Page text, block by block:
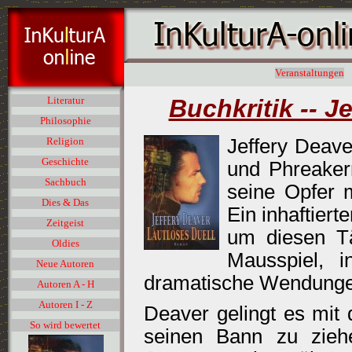
Veranstaltungen
Literatur
Philosophie
Religion
Geschichte
Sachbuch
Dies & Das
Zeitgeist
Oldies
Neue Autoren
Autoren A - H
Autoren I - Z
So wird bewertet
Buchkritik --
Jeffery
und
seine Opfer
Ein
um diesen
Mausspiel,
dramatische
Deaver gelingt es mit
seinen Bann zu